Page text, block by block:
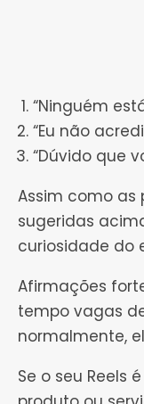
“Ninguém
“Eu não
“Dúvido que
Assim como as
sugeridas
curiosidade do
Afirmações
tempo vagas
normalmente,
Se o seu Reels